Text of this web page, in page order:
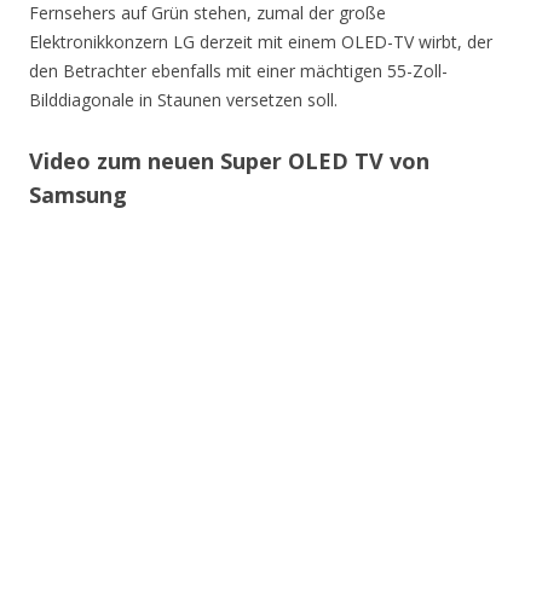
Fernsehers auf Grün stehen, zumal der große
Elektronikkonzern LG derzeit mit einem OLED-TV wirbt, der
den Betrachter ebenfalls mit einer mächtigen 55-Zoll-
Bilddiagonale in Staunen versetzen soll.
Video zum neuen Super OLED TV von
Samsung